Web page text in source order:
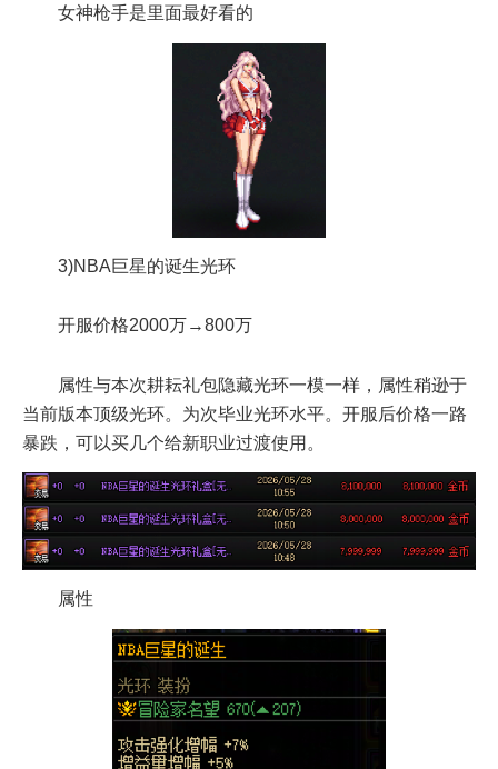
女神枪手是里面最好看的
3)NBA巨星的诞生光环
开服价格2000万→800万
属性与本次耕耘礼包隐藏光环一模一样，属性稍逊于
当前版本顶级光环。为次毕业光环水平。开服后价格一路
暴跌，可以买几个给新职业过渡使用。
属性